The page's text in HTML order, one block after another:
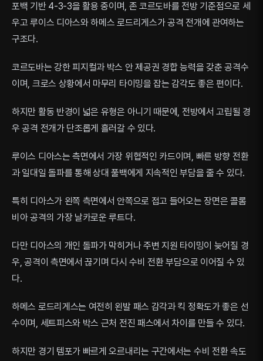
포백 기반 4-3-3을 활용 중이며, 존 코르도바를 전방 기준점으로 세
우고 루이스 디아스와 하메스 로드리게스가 공격 전개에 관여하는
구조다.
코르도바는 강한 피지컬과 박스 안 제공권 경합 능력을 갖춘 공격수
이며, 크로스 상황에서 마무리 타이밍을 잡는 감각도 좋은 편이다.
하지만 활동 반경이 넓은 유형은 아니기 때문에, 전방에서 고립될 경
우 공격 전개가 단조롭게 흘러갈 수 있다.
루이스 디아스는 측면에서 가장 위협적인 카드이며, 빠른 방향 전환
과 일대일 돌파를 통해 상대 풀백에게 지속적인 부담을 줄 수 있다.
특히 디아스가 왼쪽 측면에서 안쪽으로 접고 들어오는 장면은 콜롬
비아 공격의 가장 날카로운 루트다.
다만 디아스의 개인 돌파가 막히거나 주변 지원 타이밍이 늦어질 경
우, 공격이 측면에서 끊기며 다시 수비 전환 부담으로 이어질 수 있
다.
하메스 로드리게스는 여전히 왼발 패스 감각과 킥 정확도가 좋은 선
수이며, 세트피스와 박스 근처 전진 패스에서 차이를 만들 수 있다.
하지만 경기 템포가 빠르게 오르내리는 구간에서는 수비 전환 속도